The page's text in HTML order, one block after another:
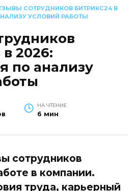
СОТРУДНИКОВ БИТРИКС24 В
УСЛОВИЙ РАБОТЫ
2026:
по анализу
НА ЧТЕНИЕ
6 мин
сотрудников
в компании.
труда, карьерный